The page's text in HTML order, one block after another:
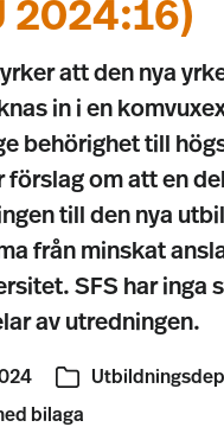
2024:16)
att den nya
in i en
behörighet till
förslag om att en
till den nya
från minskat
SFS har inga
av utredningen.
bilaga